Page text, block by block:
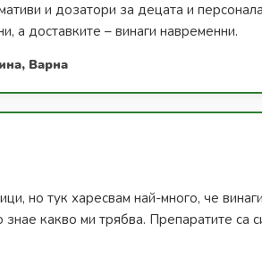
и дозатори за децата и
а доставките – винаги навременни.
Варна
но тук харесвам най-много, че
знае какво ми трябва. Препаратите са